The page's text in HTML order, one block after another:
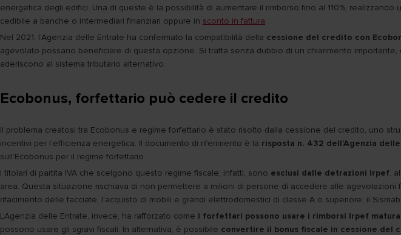
energetica degli edifici. Una di queste è la possibilità di aumentare il rimborso fino al 110%,
cedibile a banche o intermediari finanziari oppure in sconto in fattura.
Nel 2021, l’Agenzia delle Entrate ha confermato la compatibilità della cessione del credito con
agevolato possano beneficiare di questa opzione. Si tratta senza dubbio di un chiarimento
aderiscono al sistema tributario alternativo.
Ecobonus, forfettario può cedere il credito
Il problema creatosi tra Ecobonus e regime forfettario è stato risolto dalla cessione del credito, uno
incentivi per l’efficienza energetica. Il documento di riferimento è la risposta n. 432 dell’Agenzia
sull’Ecobonus per il regime forfettario.
I titolari di partita IVA che scelgono questo regime fiscale, infatti, sono esclusi dalle detrazioni Irpef,
area. Questa situazione rischiava di non permettere a milioni di persone di accedere alle
rifacimento delle facciate, l’acquisto di mobili e grandi elettrodomestici di classe A o superiore, il
L’Agenzia delle Entrate, invece, ha rafforzato come i forfettari possono usare i rimborsi Irpef
possono usare gli sgravi fiscali. In alternativa, è possibile convertire il bonus fiscale in cessione del